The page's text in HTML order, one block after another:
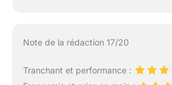
Note de la rédaction 17/20
Tranchant et performance :